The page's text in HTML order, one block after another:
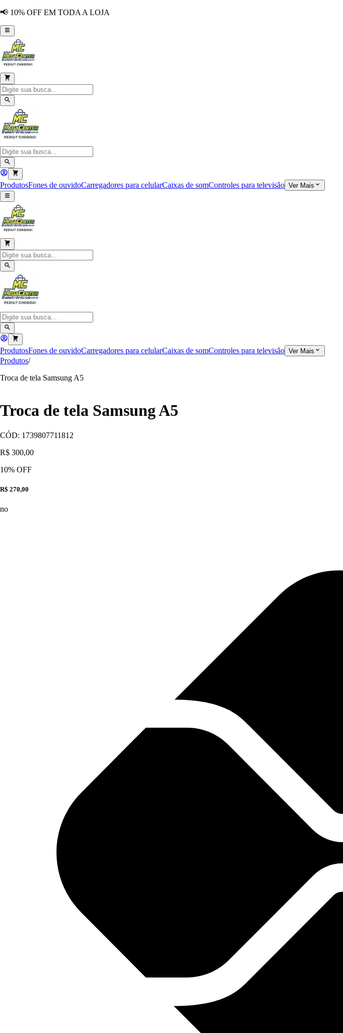
📢 10% OFF EM TODA A LOJA
ProdutosFones de ouvidoCarregadores para celularCaixas de somControles para televisão Ver Mais
ProdutosFones de ouvidoCarregadores para celularCaixas de somControles para televisão Ver Mais
Produtos/
Troca de tela Samsung A5
Troca de tela Samsung A5
CÓD: 1739807711812
R$ 300,00
10% OFF
R$ 270,00
no